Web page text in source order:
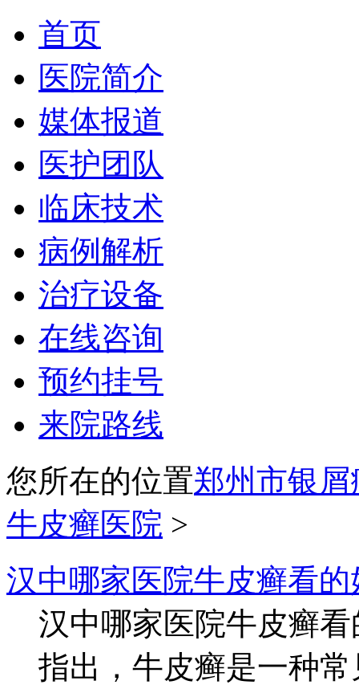
首页
医院简介
媒体报道
医护团队
临床技术
病例解析
治疗设备
在线咨询
预约挂号
来院路线
您所在的位置郑州市银
牛皮癣医院 >
汉中哪家医院牛皮癣看的
汉中哪家医院牛皮癣
指出，牛皮癣是一种